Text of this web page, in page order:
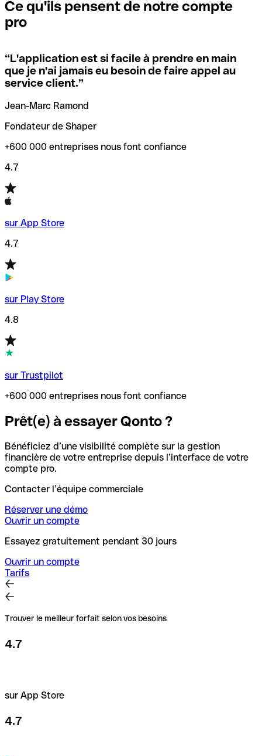
signifie que vous avez le code de l'une des succursales
locales.
Si vous n'êtes pas sûr du code SWIFT que vous devriez
utiliser, nous avons développé un outil de recherche de
codes SWIFT par nom de banque.
vérification/recherche de codes SWIFT. Ainsi, vous pouvez
trouver et vérifier vos codes SWIFT avant de réaliser vos
transferts d’argent.
Ce qu'ils pensent de notre compte
pro
“L'application est si facile à prendre en main
que je n'ai jamais eu besoin de faire appel au
service client.”
Jean-Marc Ramond
Fondateur de Shaper
+600 000 entreprises nous font confiance
4.7
sur App Store
4.7
sur Play Store
4.8
sur Trustpilot
+600 000 entreprises nous font confiance
Prêt(e) à essayer Qonto ?
Bénéficiez d’une visibilité complète sur la gestion
financière de votre entreprise depuis l’interface de votre
compte pro.
Contacter l’équipe commerciale
Réserver une démo
Ouvrir un compte
Essayez gratuitement pendant 30 jours
Ouvrir un compte
Tarifs
Trouver le meilleur forfait selon vos besoins
4.7
sur App Store
4.7